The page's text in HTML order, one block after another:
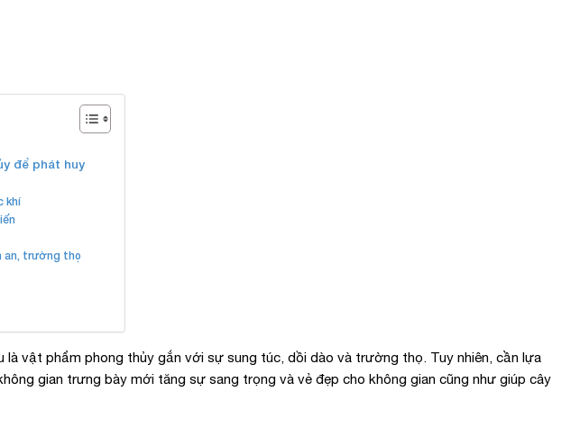
để phát huy
khí
an, trường thọ
là vật phẩm phong thủy gắn với sự sung túc, dồi dào và trường thọ. Tuy nhiên, cần lựa
gian trưng bày mới tăng sự sang trọng và vẻ đẹp cho không gian cũng như giúp cây